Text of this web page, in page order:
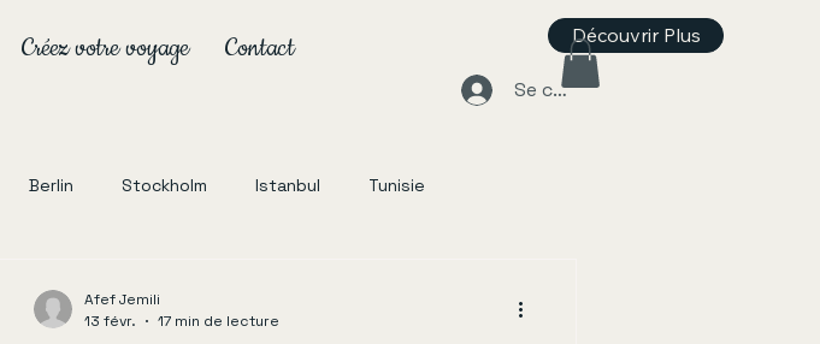
Créez votre voyage Contact Découvrir Plus
Se connecter
Berlin Stockholm Istanbul Tunisie
Afef Jemili
13 févr.
17 min de lecture